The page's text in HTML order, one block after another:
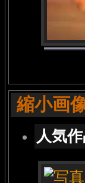
縮小画
人気